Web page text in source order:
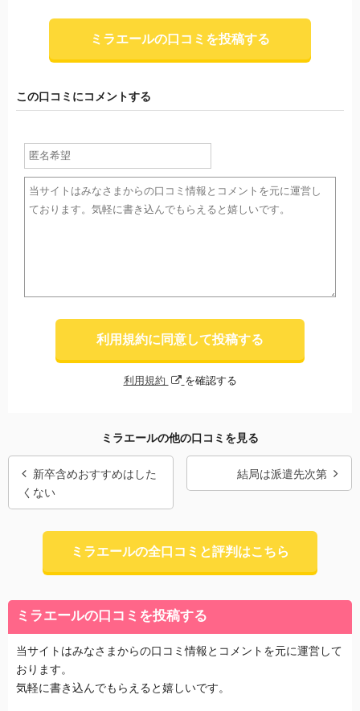
ミラエールの口コミを投稿する
この口コミにコメントする
利用規約に同意して投稿する
利用規約 を確認する
ミラエールの他の口コミを見る
新卒含めおすすめはした
くない
結局は派遣先次第
ミラエールの全口コミと評判はこちら
ミラエールの口コミを投稿する
当サイトはみなさまからの口コミ情報とコメントを元に運営して
おります。
気軽に書き込んでもらえると嬉しいです。